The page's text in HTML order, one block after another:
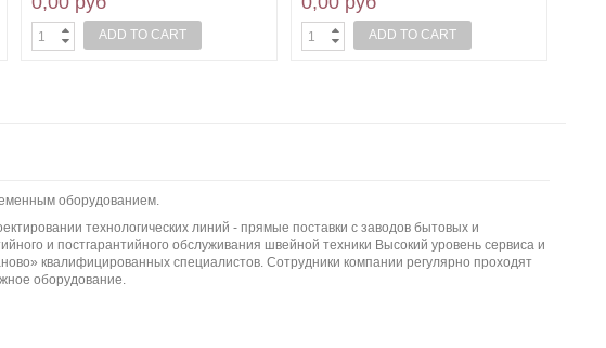
ADD TO CART ADD TO CART
оборудованием.
технологических линий - прямые поставки с заводов бытовых и
и постгарантийного обслуживания швейной техники Высокий уровень сервиса и
квалифицированных специалистов. Сотрудники компании регулярно проходят
оборудование.